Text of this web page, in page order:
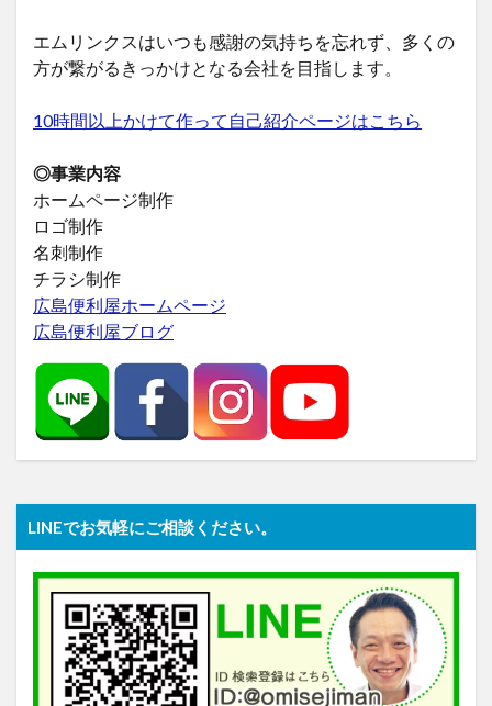
エムリンクスはいつも感謝の気持ちを忘れず、多くの
方が繋がるきっかけとなる会社を目指します。
10時間以上かけて作って自己紹介ページはこちら
◎事業内容
ホームページ制作
ロゴ制作
名刺制作
チラシ制作
広島便利屋ホームページ
広島便利屋ブログ
LINEでお気軽にご相談ください。